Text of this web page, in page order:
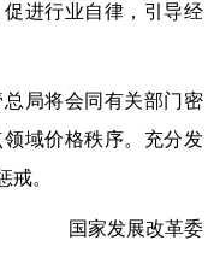
促进行业自律，引导经
局将会同有关部门密
域价格秩序。充分发
戒。
国家发展改革委